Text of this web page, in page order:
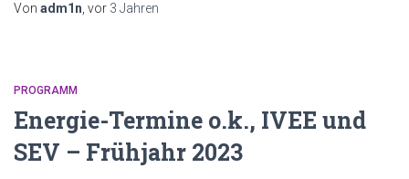
Von adm1n , vor 3 Jahren
PROGRAMM
Energie-Termine o.k., IVEE und
SEV – Frühjahr 2023